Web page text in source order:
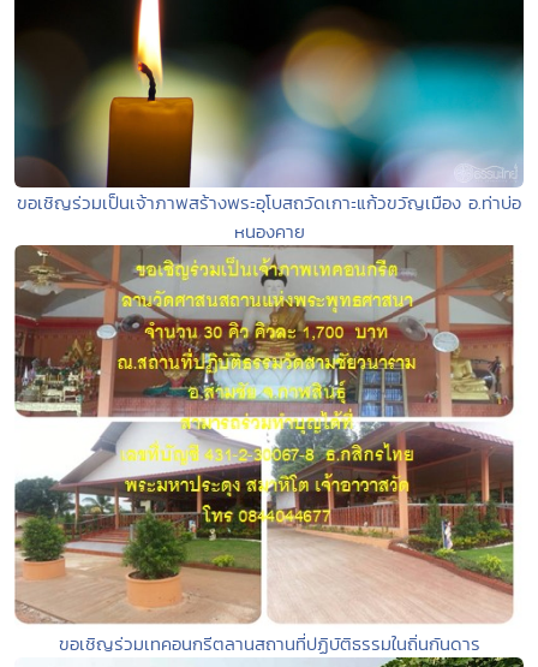
ขอเชิญร่วมเป็นเจ้าภาพสร้างพระอุโบสถวัดเกาะแก้วขวัญเมือง อ.ท่าบ่อ
หนองคาย
ขอเชิญร่วมเทคอนกรีตลานสถานที่ปฏิบัติธรรมในถิ่นกันดาร